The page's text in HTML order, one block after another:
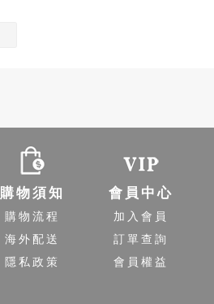
購物須知
購物流程
海外配送
隱私政策
會員中心
加入會員
訂單查詢
會員權益